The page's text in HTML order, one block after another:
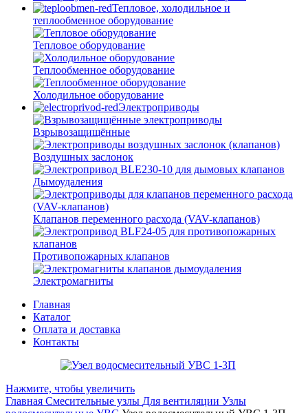
Тепловое, холодильное и
теплообменное оборудование
Тепловое оборудование
Теплообменное оборудование
Холодильное оборудование
Электроприводы
Взрывозащищённые
Воздушных заслонок
Дымоудаления
Клапанов переменного расхода (VAV-клапанов)
Противопожарных клапанов
Электромагниты
Главная
Каталог
Оплата и доставка
Контакты
Нажмите, чтобы увеличить
Главная Смесительные узлы Для вентиляции Узлы